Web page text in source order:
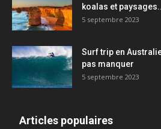
koalas et
5 septembre 2023
Surf trip en
pas manquer
5 septembre 2023
Articles populaires